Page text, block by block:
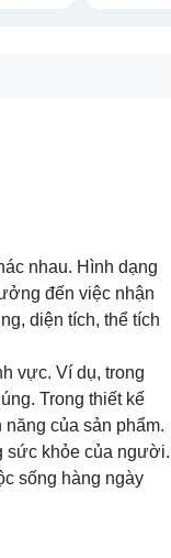
nhau. Hình dạng
đến việc nhận
diện tích, thể tích
vực. Ví dụ, trong
Trong thiết kế
của sản phẩm.
sức khỏe của người.
sống hàng ngày